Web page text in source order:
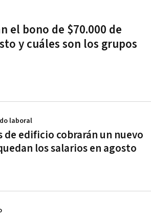
el bono de $70.000 de
y cuáles son los grupos
de edificio cobrarán un nuevo
los salarios en agosto
laboral